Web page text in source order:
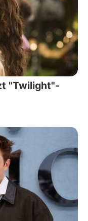
"Twilight"-